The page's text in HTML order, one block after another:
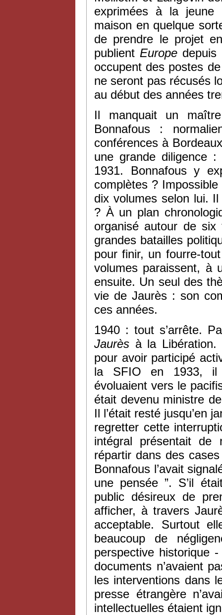
exprimées à la jeune
maison en quelque
de prendre le projet
publient Europe depuis
occupent des postes
ne seront pas récusés
au début des années
Il manquait un
Bonnafous :
conférences à
une grande diligence
1931. Bonnafous y
complètes ?
dix volumes selon lui.
? À un plan
organisé autour de
grandes batailles
pour finir, un fourre-
volumes paraissent, à
ensuite. Un seul des
vie de Jaurès : son
ces années.
1940 : tout s’arrête.
Jaurès à la Libération.
pour avoir participé
la SFIO en 1933, il
évoluaient vers le
était devenu ministre
Il l’était resté jusqu’en
regretter cette
intégral présentait de
répartir dans des
Bonnafous l’avait
une pensée ”. S’il
public désireux de
afficher, à travers
acceptable. Surtout
beaucoup de
perspective historique
documents n’avaient
les interventions dans
presse étrangère
intellectuelles étaient